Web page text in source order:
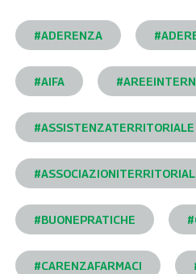
#ADERENZA
#AIFA
#ASSISTENZATERRITORIALE
#BUONEPRATICHE
#CARENZAFARMACI